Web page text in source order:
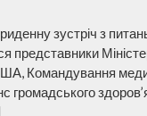
зустріч з
представники
Командування